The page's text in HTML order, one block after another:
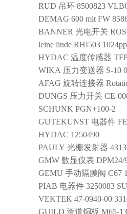
RUD 吊环 8500823
DEMAG 600 mit FW
BANNER 光电开关
leine linde RHI503
HYDAC 温度传感器
WIKA 压力变送器 S-10
AFAG 旋转连接器
DUNGS 压力开关 CE-
SCHUNK PGN+100-2
GUTEKUNST 电器件
HYDAC 1250490
PAULY 光栅发射器
GMW 数显仪表 DPM24/
GEMU 手动隔膜阀 C67
PIAB 电器件 3250083
VEKTEK 47-0940-00
GUILD 滑道铜板 M65-